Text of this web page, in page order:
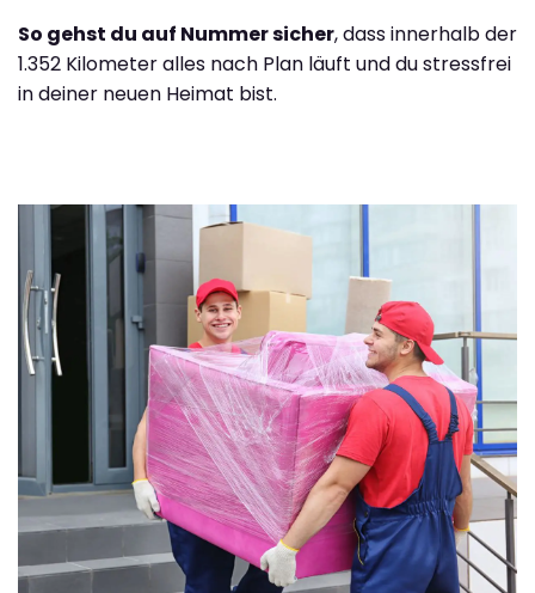
So gehst du auf Nummer sicher, dass innerhalb der
1.352 Kilometer alles nach Plan läuft und du stressfrei
in deiner neuen Heimat bist.